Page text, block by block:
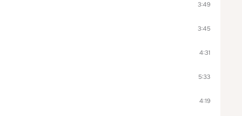
3:49
3:45
4:31
5:33
4:19